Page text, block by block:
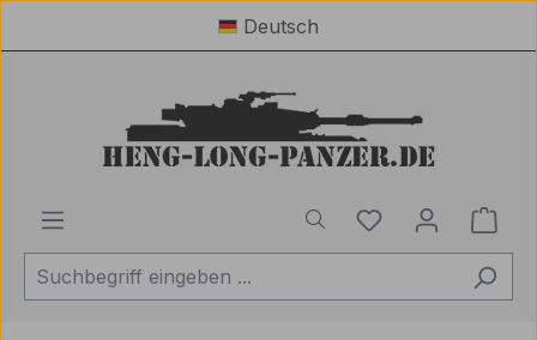
Zum Hauptinhalt springenDeutsch
Du hast 0